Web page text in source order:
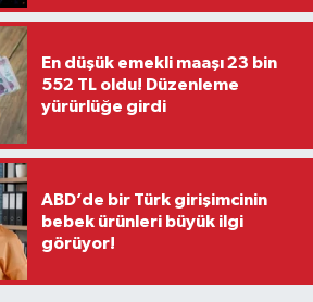
En düşük emekli maaşı 23 bin
552 TL oldu! Düzenleme
yürürlüğe girdi
ABD’de bir Türk girişimcinin
bebek ürünleri büyük ilgi
görüyor!